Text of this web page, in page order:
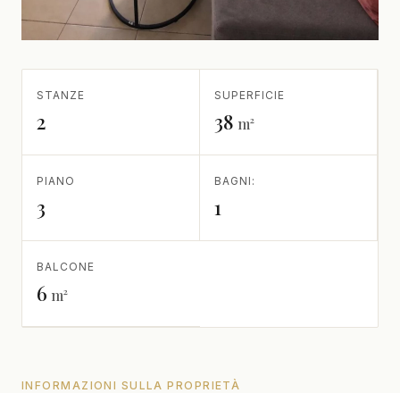
STANZE
2
SUPERFICIE
38 m²
PIANO
3
BAGNI:
1
BALCONE
6 m²
INFORMAZIONI SULLA PROPRIETÀ